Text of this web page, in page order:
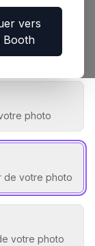
vers
Booth
booth
photo
de votre photo
votre photo